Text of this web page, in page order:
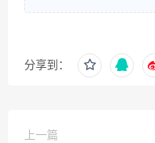
分享到：
上一篇